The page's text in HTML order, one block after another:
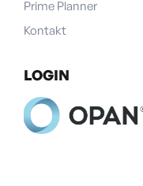
Prime Planner
Kontakt
LOGIN